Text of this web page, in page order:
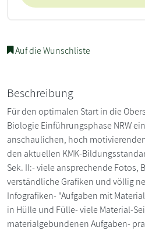
Auf die Wunschliste
Beschreibung
Für den optimalen Start in die
Biologie Einführungsphase NRW
anschaulichen, hoch
den aktuellen KMK-
Sek. II:- viele ansprechende Fotos,
verständliche Grafiken und völlig
Infografiken- "Aufgaben mit
in Hülle und Fülle- viele Material-
materialgebundenen Aufgaben-